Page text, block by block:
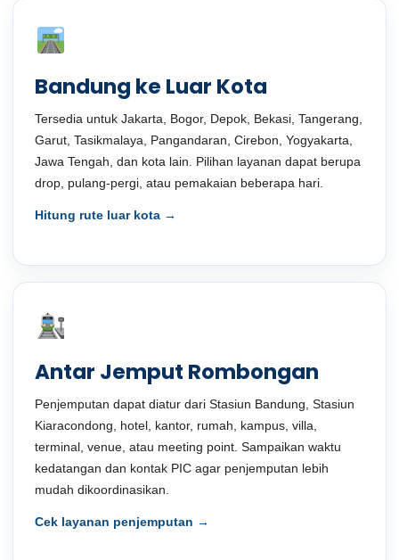
Bandung ke Luar Kota
Tersedia untuk Jakarta, Bogor, Depok, Bekasi, Tangerang,
Garut, Tasikmalaya, Pangandaran, Cirebon, Yogyakarta,
Jawa Tengah, dan kota lain. Pilihan layanan dapat berupa
drop, pulang-pergi, atau pemakaian beberapa hari.
Hitung rute luar kota →
Antar Jemput Rombongan
Penjemputan dapat diatur dari Stasiun Bandung, Stasiun
Kiaracondong, hotel, kantor, rumah, kampus, villa,
terminal, venue, atau meeting point. Sampaikan waktu
kedatangan dan kontak PIC agar penjemputan lebih
mudah dikoordinasikan.
Cek layanan penjemputan →